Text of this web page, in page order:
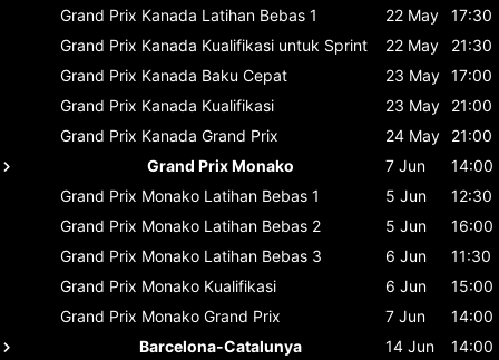
Grand Prix Kanada Latihan Bebas 1 22 May
17:30
Grand Prix Kanada Kualifikasi untuk Sprint 22 May
21:30
Grand Prix Kanada Baku Cepat 23 May 17:00
Grand Prix Kanada Kualifikasi 23 May
21:00
Grand Prix Kanada Grand Prix 24 May
21:00
Grand Prix Monako
7 Jun
14:00
Grand Prix Monako Latihan Bebas 1 5 Jun
12:30
Grand Prix Monako Latihan Bebas 2 5 Jun
16:00
Grand Prix Monako Latihan Bebas 3 6 Jun
11:30
Grand Prix Monako Kualifikasi 6 Jun
15:00
Grand Prix Monako Grand Prix 7 Jun
14:00
Barcelona-Catalunya
14 Jun
14:00